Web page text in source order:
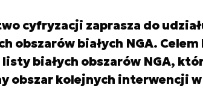
cyfryzacji zaprasza do
obszarów białych NGA.
białych obszarów NGA,
obszar kolejnych interwencji w